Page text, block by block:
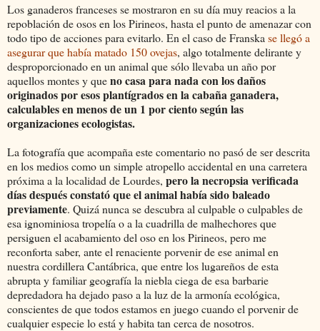
Los ganaderos franceses se mostraron en su día muy reacios a la
repoblación de osos en los Pirineos, hasta el punto de amenazar con
todo tipo de acciones para evitarlo. En el caso de Franska se llegó a
asegurar que había matado 150 ovejas, algo totalmente delirante y
desproporcionado en un animal que sólo llevaba un año por
aquellos montes y queno casa para nada con los daños
originados por esos plantígrados en la cabaña ganadera,
calculables en menos de un 1 por ciento según las
organizaciones ecologistas.
La fotografía que acompaña este comentario no pasó de ser descrita
en los medios como un simple atropello accidental en una carretera
próxima a la localidad de Lourdes, pero la necropsia verificada
días después constató que el animal había sido baleado
previamente. Quizá nunca se descubra al culpable o culpables de
esa ignominiosa tropelía o a la cuadrilla de malhechores que
persiguen el acabamiento del oso en los Pirineos, pero me
reconforta saber, ante el renaciente porvenir de ese animal en
nuestra cordillera Cantábrica, que entre los lugareños de esta
abrupta y familiar geografía la niebla ciega de esa barbarie
depredadora ha dejado paso a la luz de la armonía ecológica,
conscientes de que todos estamos en juego cuando el porvenir de
cualquier especie lo está y habita tan cerca de nosotros.